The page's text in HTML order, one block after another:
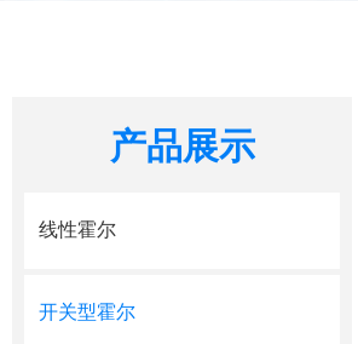
产品展示
线性霍尔
开关型霍尔